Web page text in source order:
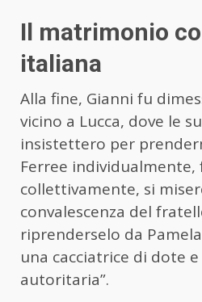
Il matrimonio
italiana
Alla fine, Gianni fu
vicino a Lucca, dove le
insistettero per
Ferree
collettivamente, si
convalescenza del
riprenderselo da
una cacciatrice di dote
autoritaria”.